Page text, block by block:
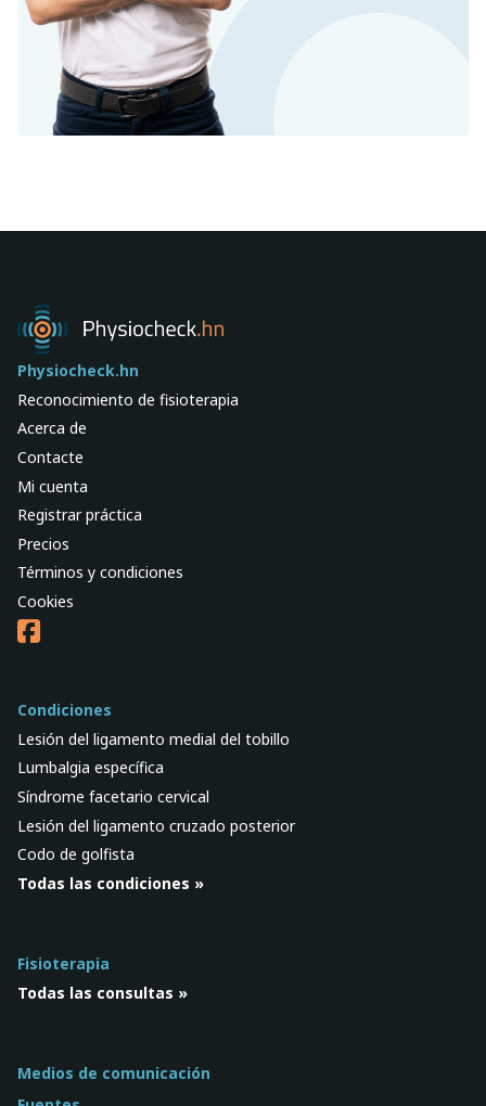
Physiocheck.hn
Reconocimiento de fisioterapia
Acerca de
Contacte
Mi cuenta
Registrar práctica
Precios
Términos y condiciones
Cookies
Condiciones
Lesión del ligamento medial del tobillo
Lumbalgia específica
Síndrome facetario cervical
Lesión del ligamento cruzado posterior
Codo de golfista
Todas las condiciones »
Fisioterapia
Todas las consultas »
Medios de comunicación